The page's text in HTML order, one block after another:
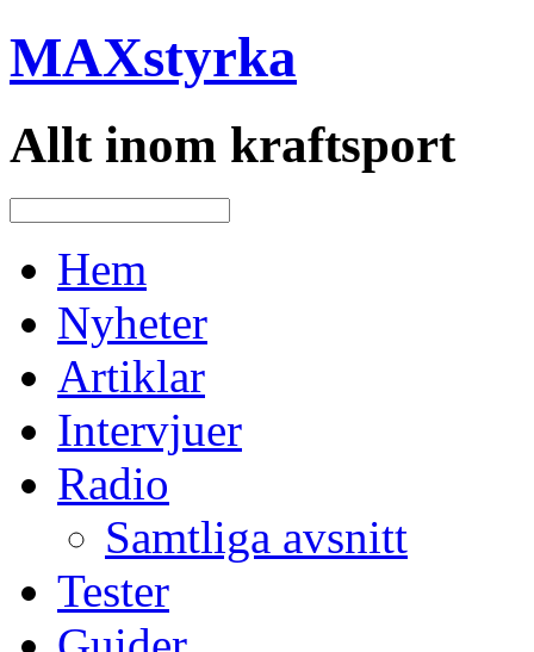
MAXstyrka
Allt inom kraftsport
Hem
Nyheter
Artiklar
Intervjuer
Radio
Samtliga avsnitt
Tester